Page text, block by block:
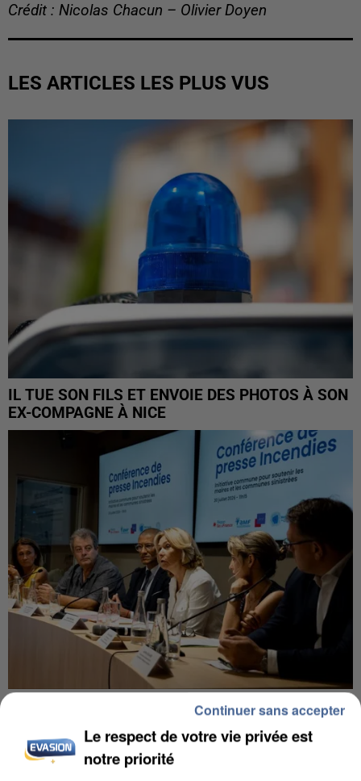
Crédit : Nicolas Chacun – Olivier Doyen
LES ARTICLES LES PLUS VUS
IL TUE SON FILS ET ENVOIE DES PHOTOS À SON
EX-COMPAGNE À NICE
INCENDIES : L’ÎLE-DE-FRANCE LANCE UN ÉLAN
Le respect de votre vie privée est
notre priorité
Continuer sans accepter